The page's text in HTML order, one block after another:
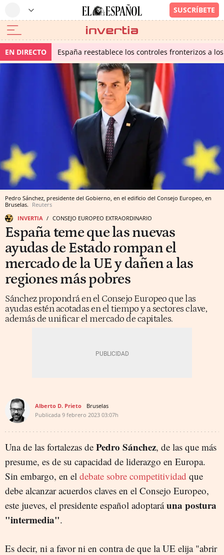
EN DIRECTO España reestablece los controles fronterizos a
Pedro Sánchez, presidente del Gobierno, en el edificio del Consejo Europeo, en
Bruselas. Reuters
INVERTIA
CONSEJO EUROPEO EXTRAORDINARIO
España teme que las nuevas
ayudas de Estado rompan el
mercado de la UE y dañen a las
regiones más pobres
Sánchez propondrá en el Consejo Europeo que las
ayudas estén acotadas en el tiempo y a sectores clave,
además de unificar el mercado de capitales.
Alberto D. Prieto
Bruselas
Publicada 9 febrero 2023 03:07h
Una de las fortalezas de Pedro Sánchez, de las que más
presume, es de su capacidad de liderazgo en Europa.
Sin embargo, en el debate sobre competitividad que
debe alcanzar acuerdos claves en el Consejo Europeo,
este jueves, el presidente español adoptaráuna postura
"intermedia".
Es decir, ni a favor ni en contra de que la UE elija "abrir